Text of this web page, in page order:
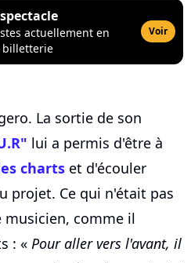
actuellement en
billetterie
Voir
La sortie de son
lui a permis d'être à
charts et d'écouler
projet. Ce qui n'était pas
musicien, comme il
: « Pour aller vers l'avant, il